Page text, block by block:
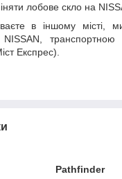
лобове скло на
в іншому місті,
транспортною
Експрес).
Pathfinder